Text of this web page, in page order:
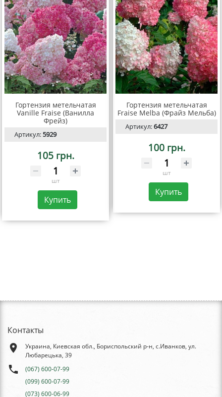
Гортензия метельчатая
Vanille Fraise (Ванилла
Фрейз)
Артикул:5929
105 грн.
шт
Купить
Гортензия метельчатая
Fraise Melba (Фрайз Мельба)
Артикул:6427
100 грн.
шт
Купить
Контакты
place
Украина, Киевская обл., Бориспольский р-н, с.Иванков, ул.
Любарецька, 39
phone
(067) 600-07-99
(099) 600-07-99
(073) 600-06-99